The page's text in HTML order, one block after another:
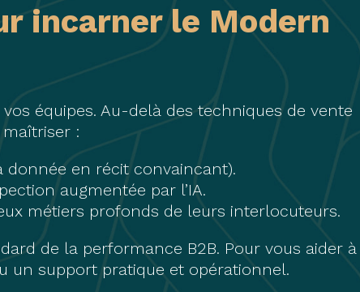
incarner le Modern
équipes. Au-delà des techniques de vente
:
donnée en récit convaincant).
augmentée par l’IA.
métiers profonds de leurs interlocuteurs.
de la performance B2B. Pour vous aider à
un support pratique et opérationnel.